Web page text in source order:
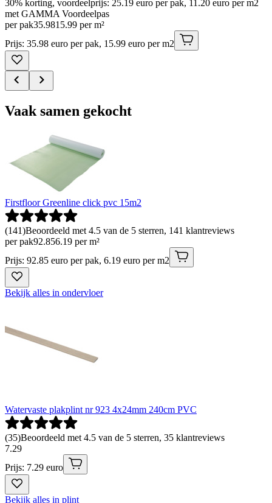
30% korting, voordeelprijs: 25.19 euro per pak, 11.20 euro per m2
met GAMMA Voordeelpas
per pak35.9815.99 per m²
Prijs: 35.98 euro per pak, 15.99 euro per m2
Vaak samen gekocht
Firstfloor Greenline click pvc 15m2
(141)Beoordeeld met 4.5 van de 5 sterren, 141 klantreviews
per pak92.856.19 per m²
Prijs: 92.85 euro per pak, 6.19 euro per m2
Bekijk alles in ondervloer
Watervaste plakplint nr 923 4x24mm 240cm PVC
(35)Beoordeeld met 4.5 van de 5 sterren, 35 klantreviews
7.29
Prijs: 7.29 euro
Bekijk alles in plint